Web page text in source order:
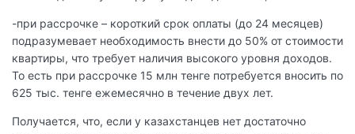
-при рассрочке – короткий срок оплаты (до 24 месяцев)
подразумевает необходимость внести до 50% от стоимости
квартиры, что требует наличия высокого уровня доходов.
То есть при рассрочке 15 млн тенге потребуется вносить по
625 тыс. тенге ежемесячно в течение двух лет.
Получается, что, если у казахстанцев нет достаточно